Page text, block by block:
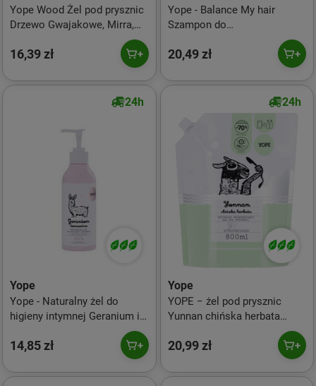
Yope Wood Żel pod prysznic
Drzewo Gwajakowe, Mirra,
16,39 zł
Yope - Balance My hair
Szampon do
przetłuszczającej się skóry
głowy z kwasami 300ml
20,49 zł
24h
Yope
Yope - Naturalny żel do
higieny intymnej Geranium i
14,85 zł
24h
Yope
YOPE − żel pod prysznic
Yunnan chińska herbata
20,99 zł